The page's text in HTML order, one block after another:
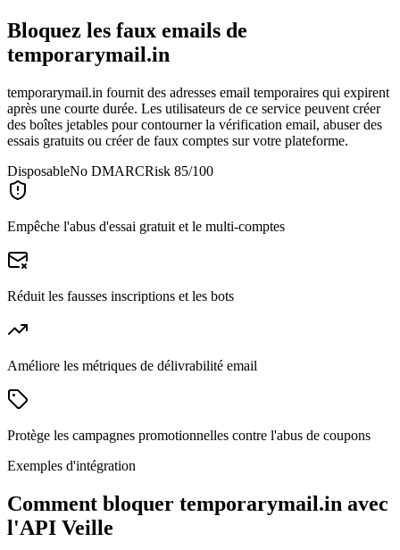
Bloquez les faux emails de
temporarymail.in
temporarymail.in fournit des adresses email temporaires qui expirent
après une courte durée. Les utilisateurs de ce service peuvent créer
des boîtes jetables pour contourner la vérification email, abuser des
essais gratuits ou créer de faux comptes sur votre plateforme.
DisposableNo DMARCRisk 85/100
Empêche l'abus d'essai gratuit et le multi-comptes
Réduit les fausses inscriptions et les bots
Améliore les métriques de délivrabilité email
Protège les campagnes promotionnelles contre l'abus de coupons
Exemples d'intégration
Comment bloquer temporarymail.in avec
l'API Veille